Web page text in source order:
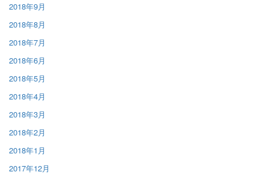
2018年9月
2018年8月
2018年7月
2018年6月
2018年5月
2018年4月
2018年3月
2018年2月
2018年1月
2017年12月